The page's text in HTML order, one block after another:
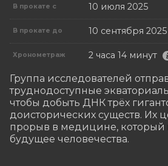
В прокате с 10 июля 2025
В прокате до 10 сентября 2025
Хронометраж 2 часа 14 минут
Группа исследователей
труднодоступные
чтобы добыть ДНК трёх
доисторических существ. Их
прорыв в медицине, который
будущее человечества.